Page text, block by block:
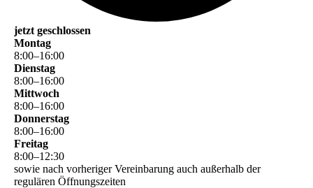
jetzt geschlossen
Montag
8:00–16:00
Dienstag
8:00–16:00
Mittwoch
8:00–16:00
Donnerstag
8:00–16:00
Freitag
8:00–12:30
sowie nach vorheriger Vereinbarung auch außerhalb der
regulären Öffnungszeiten